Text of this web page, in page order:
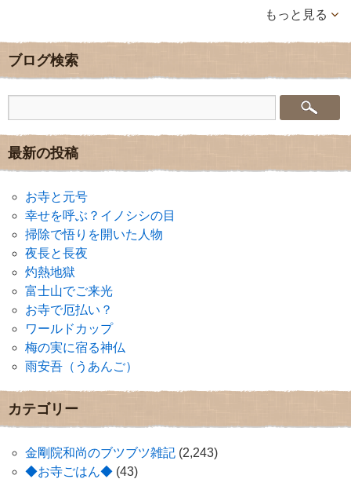
もっと見る
ブログ検索
最新の投稿
お寺と元号
幸せを呼ぶ？イノシシの目
掃除で悟りを開いた人物
夜長と長夜
灼熱地獄
富士山でご来光
お寺で厄払い？
ワールドカップ
梅の実に宿る神仏
雨安吾（うあんご）
カテゴリー
金剛院和尚のブツブツ雑記 (2,243)
◆お寺ごはん◆ (43)